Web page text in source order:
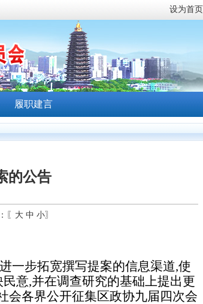
设为首页
履职建言
的公告
〖 大 中 小〗
进一步拓宽撰写提案的信息渠道,使
民意,并在调查研究的基础上提出更
会各界公开征集区政协九届四次会